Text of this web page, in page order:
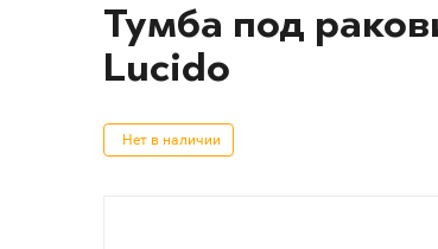
Тумба под
Lucido
Нет в наличии